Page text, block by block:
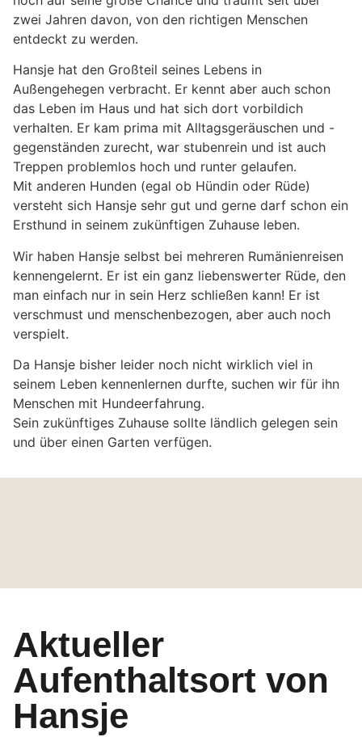
zwei Jahren davon, von den richtigen Menschen
entdeckt zu werden.
Hansje hat den Großteil seines Lebens in
Außengehegen verbracht. Er kennt aber auch schon
das Leben im Haus und hat sich dort vorbildich
verhalten. Er kam prima mit Alltagsgeräuschen und -
gegenständen zurecht, war stubenrein und ist auch
Treppen problemlos hoch und runter gelaufen.
Mit anderen Hunden (egal ob Hündin oder Rüde)
versteht sich Hansje sehr gut und gerne darf schon ein
Ersthund in seinem zukünftigen Zuhause leben.
Wir haben Hansje selbst bei mehreren Rumänienreisen
kennengelernt. Er ist ein ganz liebenswerter Rüde, den
man einfach nur in sein Herz schließen kann! Er ist
verschmust und menschenbezogen, aber auch noch
verspielt.
Da Hansje bisher leider noch nicht wirklich viel in
seinem Leben kennenlernen durfte, suchen wir für ihn
Menschen mit Hundeerfahrung.
Sein zukünftiges Zuhause sollte ländlich gelegen sein
und über einen Garten verfügen.
Aktueller
Aufenthaltsort von
Hansje